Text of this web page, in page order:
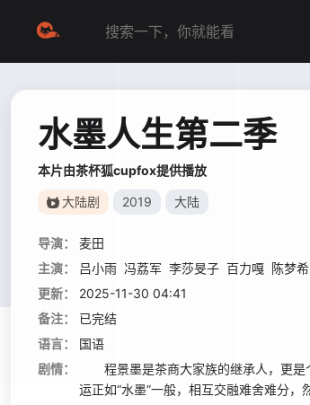
水墨人生第二季
本片由茶杯狐cupfox提供播放
大陆剧 2019 大陆
导演：
麦田
主演：
吕小雨 冯荔军 李莎旻子 百力嘎 陈梦希
更新：
2025-11-30 04:41
备注：
已完结
语言：
国语
剧情：
程景墨是茶商大家族的继承人，更是
运正如“水墨”一般，相互交融难舍难分，